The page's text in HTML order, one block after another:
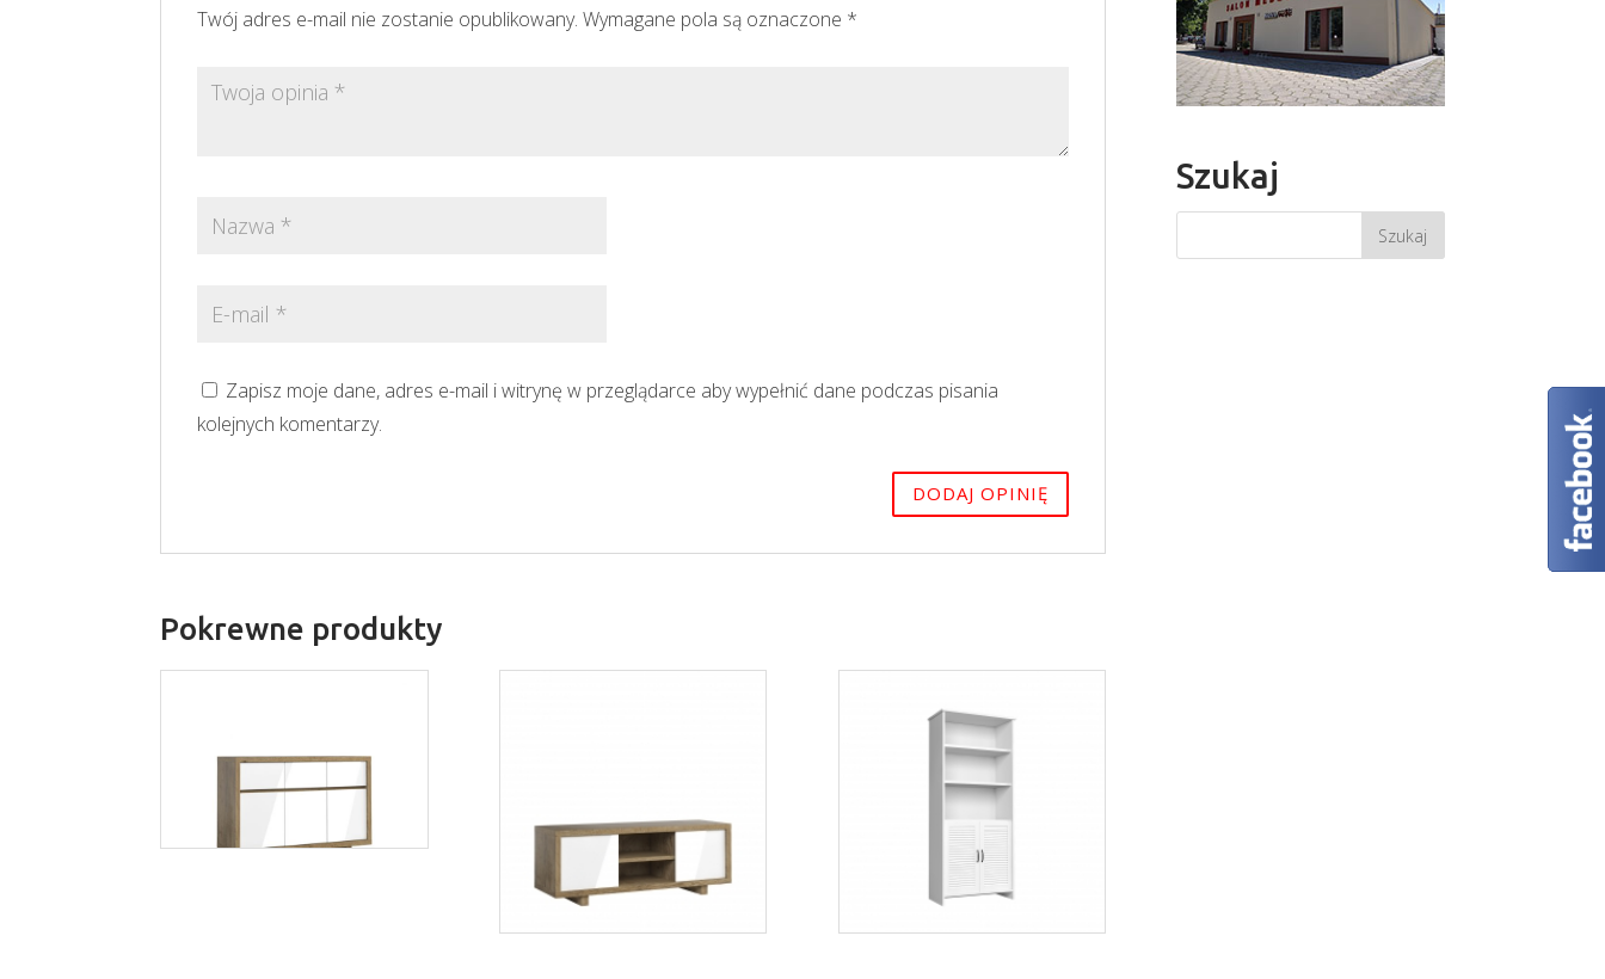
Twój adres e-mail nie zostanie opublikowany. Wymagane pola są oznaczone *
Zapisz moje dane, adres e-mail i witrynę w przeglądarce aby wypełnić dane podczas pisania
kolejnych komentarzy.
Pokrewne produkty
Szukaj